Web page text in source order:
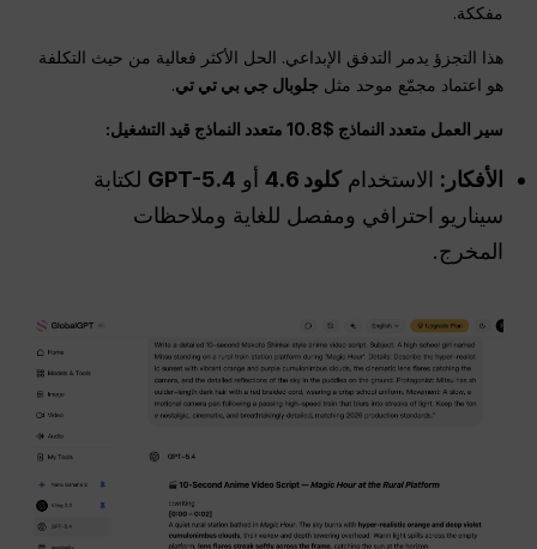
مفككة.
هذا التجزؤ يدمر التدفق الإبداعي. الحل الأكثر فعالية من حيث التكلفة
هو اعتماد مجمّع موحد مثل جلوبال جي بي تي تي.
سير العمل متعدد النماذج $10.8 متعدد النماذج قيد التشغيل:
الأفكار: الاستخدامكلود 4.6 أو GPT-5.4 لكتابة
سيناريو احترافي ومفصل للغاية وملاحظات
المخرج.